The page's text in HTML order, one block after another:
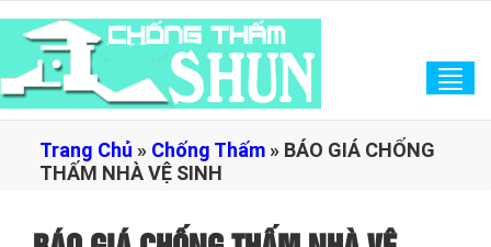
Trang Chủ » Chống Thấm » BÁO GIÁ CHỐNG
THẤM NHÀ VỆ SINH